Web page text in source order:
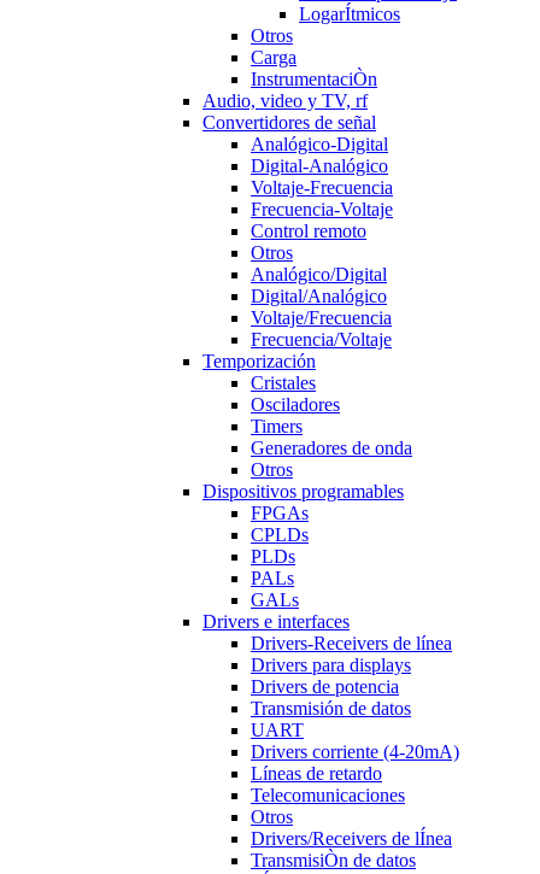
LogarÍtmicos
Otros
Carga
InstrumentaciÒn
Audio, video y TV, rf
Convertidores de señal
Analógico-Digital
Digital-Analógico
Voltaje-Frecuencia
Frecuencia-Voltaje
Control remoto
Otros
Analógico/Digital
Digital/Analógico
Voltaje/Frecuencia
Frecuencia/Voltaje
Temporización
Cristales
Osciladores
Timers
Generadores de onda
Otros
Dispositivos programables
FPGAs
CPLDs
PLDs
PALs
GALs
Drivers e interfaces
Drivers-Receivers de línea
Drivers para displays
Drivers de potencia
Transmisión de datos
UART
Drivers corriente (4-20mA)
Líneas de retardo
Telecomunicaciones
Otros
Drivers/Receivers de lÍnea
TransmisiÒn de datos